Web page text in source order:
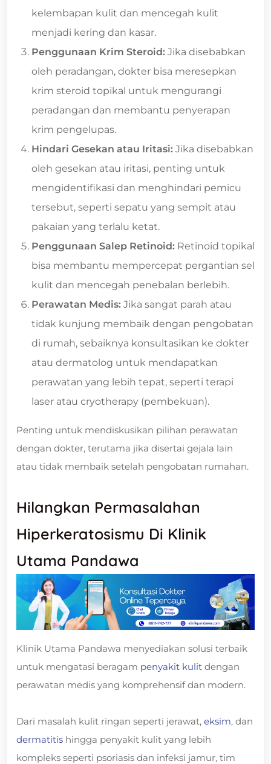
kelembapan kulit dan mencegah kulit
menjadi kering dan kasar.
Penggunaan Krim Steroid: Jika disebabkan
oleh peradangan, dokter bisa meresepkan
krim steroid topikal untuk mengurangi
peradangan dan membantu penyerapan
krim pengelupas.
Hindari Gesekan atau Iritasi: Jika disebabkan
oleh gesekan atau iritasi, penting untuk
mengidentifikasi dan menghindari pemicu
tersebut, seperti sepatu yang sempit atau
pakaian yang terlalu ketat.
Penggunaan Salep Retinoid: Retinoid topikal
bisa membantu mempercepat pergantian sel
kulit dan mencegah penebalan berlebih.
Perawatan Medis: Jika sangat parah atau
tidak kunjung membaik dengan pengobatan
di rumah, sebaiknya konsultasikan ke dokter
atau dermatolog untuk mendapatkan
perawatan yang lebih tepat, seperti terapi
laser atau cryotherapy (pembekuan).
Penting untuk mendiskusikan pilihan perawatan
dengan dokter, terutama jika disertai gejala lain
atau tidak membaik setelah pengobatan rumahan.
Hilangkan Permasalahan
Hiperkeratosismu Di Klinik
Utama Pandawa
Klinik Utama Pandawa menyediakan solusi terbaik
untuk mengatasi beragam penyakit kulit dengan
perawatan medis yang komprehensif dan modern.
Dari masalah kulit ringan seperti jerawat, eksim, dan
dermatitis hingga penyakit kulit yang lebih
kompleks seperti psoriasis dan infeksi jamur, tim